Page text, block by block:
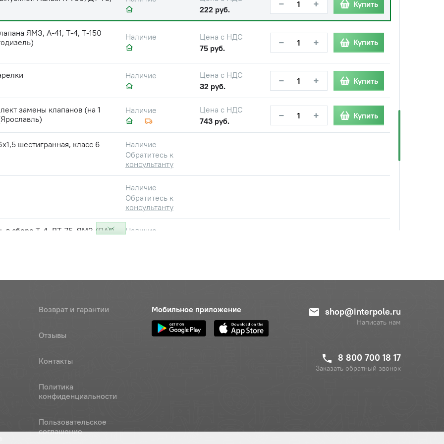
222 руб.
− + Купить
ЯМЗ, А-41, Т-4, Т-150
Наличие
Цена с НДС
75 руб.
− + Купить
Наличие
Цена с НДС
32 руб.
− + Купить
замены клапанов (на 1
Наличие
Цена с НДС
743 руб.
− + Купить
шестигранная, класс 6
Наличие
Обратитесь к
консультанту
Наличие
Обратитесь к
консультанту
в сборе Т-4, ДТ-75, ЯМЗ (ПАО
Наличие
наружная ЯМЗ (ПАО
Обратитесь к
консультанту
ЯМЗ (ПАО
+ Купить
замены клапанов (на 1
Возврат и гарантии
Отзывы
Контакты
Политика
конфиденциальности
Пользовательское
соглашение
Мобильное приложение shop@interpole.ru
Написать нам
8 800 700 18 17
Заказать обратный звонок